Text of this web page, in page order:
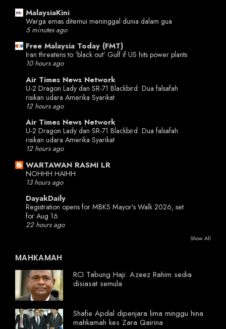
MalaysiaKini
Warga emas ditemui meninggal dunia dalam gua
5 minutes ago
Free Malaysia Today (FMT)
Iran threatens to ‘black out’ Gulf if US hits power plants
10 hours ago
Air Times News Network
U-2 Dragon Lady dan SR-71 Blackbird: Dua falsafah
risikan udara Amerika Syarikat
12 hours ago
Air Times News Network
U-2 Dragon Lady dan SR-71 Blackbird: Dua falsafah
risikan udara Amerika Syarikat
12 hours ago
WARTAWAN RASMI LR
NOHHH HAIHH
13 hours ago
DayakDaily
Registration opens for MBKS Mayor’s Walk 2026, set
for Aug 16
22 hours ago
Show All
MAHKAMAH
RCI Tabung Haji: Azeez Rahim sedia
disiasat semula
Shafie Apdal dipenjara lima minggu hina
mahkamah kes Zara Qairina